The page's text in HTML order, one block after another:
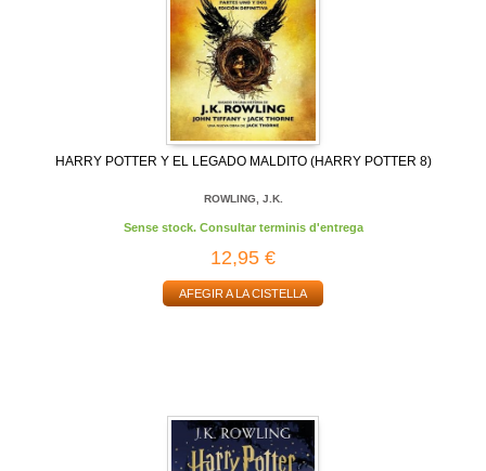
HARRY POTTER Y EL LEGADO MALDITO (HARRY POTTER 8)
ROWLING, J.K.
Sense stock. Consultar terminis d'entrega
12,95 €
AFEGIR A LA CISTELLA